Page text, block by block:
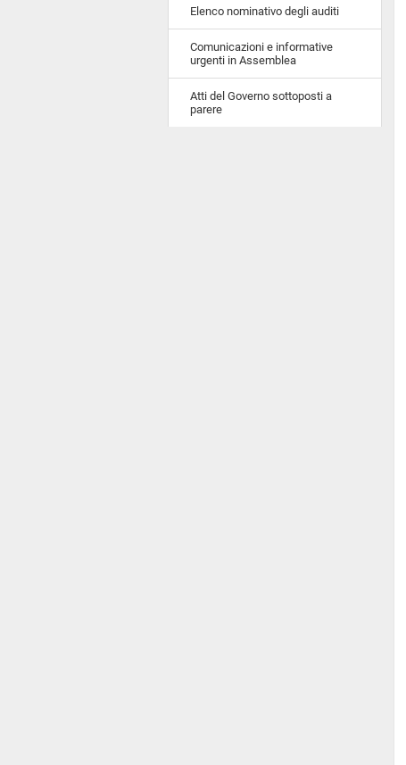
Elenco nominativo degli auditi
Comunicazioni e informative
urgenti in Assemblea
Atti del Governo sottoposti a
parere